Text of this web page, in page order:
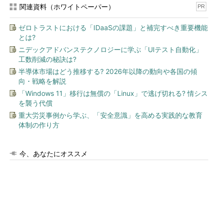
関連資料（ホワイトペーパー） PR
ゼロトラストにおける「IDaaSの課題」と補完すべき重要機能
とは?
ニデックアドバンステクノロジーに学ぶ「UIテスト自動化」
工数削減の秘訣は?
半導体市場はどう推移する? 2026年以降の動向や各国の傾
向・戦略を解説
「Windows 11」移行は無償の「Linux」で逃げ切れる? 情シス
を襲う代償
重大労災事例から学ぶ、「安全意識」を高める実践的な教育
体制の作り方
今、あなたにオススメ